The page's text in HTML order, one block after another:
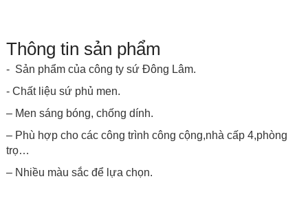
Thông tin sản phẩm
- Sản phẩm của công ty sứ Đông Lâm.
- Chất liệu sứ phủ men.
– Men sáng bóng, chống dính.
– Phù hợp cho các công trình công cộng,nhà cấp 4,phòng
trọ…
– Nhiều màu sắc để lựa chọn.